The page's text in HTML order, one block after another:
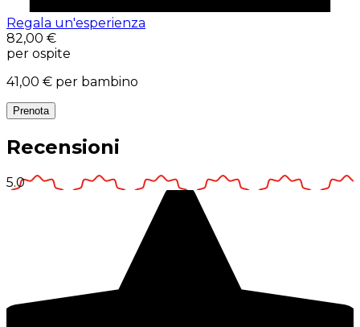
Regala un'esperienza
82,00 €
per ospite
41,00 € per bambino
Prenota
Recensioni
5.0